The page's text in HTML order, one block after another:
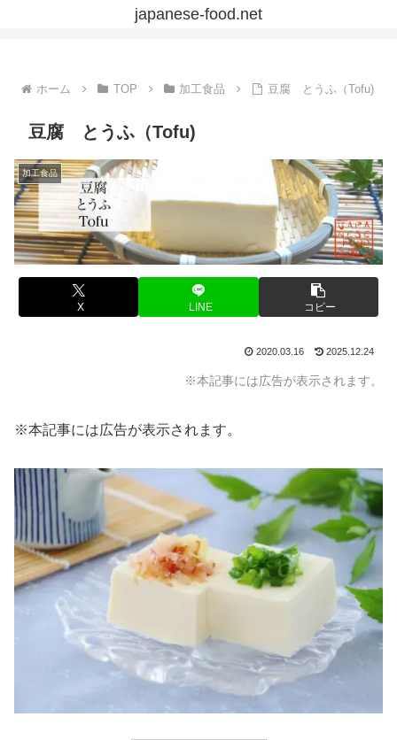
japanese-food.net
ホーム TOP 加工食品 豆腐 とうふ（Tofu)
豆腐 とうふ（Tofu)
加工食品
X LINE コピー
2020.03.16 2025.12.24
※本記事には広告が表示されます。
※本記事には広告が表示されます。